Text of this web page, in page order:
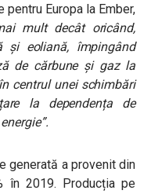
pentru Europa la Ember,
mult decât oricând,
și eoliană, împingând
de cărbune și gaz la
centrul unei schimbări
la dependența de
generată a provenit din
în 2019. Producția pe